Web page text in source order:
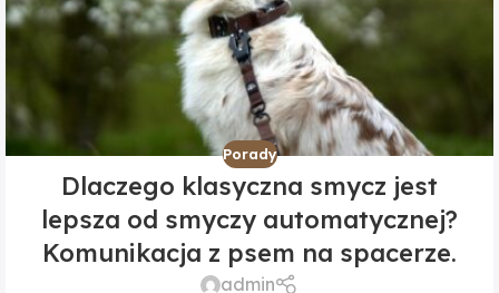
Porady
Dlaczego klasyczna smycz jest
lepsza od smyczy automatycznej?
Komunikacja z psem na spacerze.
admin